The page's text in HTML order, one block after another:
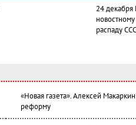
24 декабря
распаду
«Новая газета». Алексей
реформу